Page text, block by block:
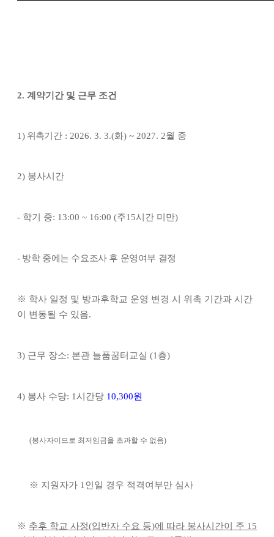
2. 계약기간 및 근무 조건
1) 위촉기간 : 2026. 3. 3.(화) ~ 2027. 2월 중
2) 봉사시간
- 학기 중: 13:00 ~ 16:00 (주15시간 미만)
- 방학 중에는 수요조사 후 운영여부 결정
※ 학사 일정 및 방과후학교 운영 변경 시 위촉 기간과 시간
이 변동될 수 있음.
3) 근무 장소: 본관 늘품꿈터교실 (1 층)
4) 봉사 수당: 1시간당 10,300원
(봉사자이므로 최저임금을 초과할 수 없음)
※ 지원자가 1 인일 경우 적격여부만 심사
※ 추후 학교 사정(입반자 수요 등)에 따라 봉사시간이 주 15